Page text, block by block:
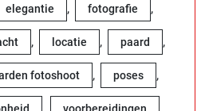
elegantie , fotografie ,
, locatie , paard ,
fotoshoot , poses ,